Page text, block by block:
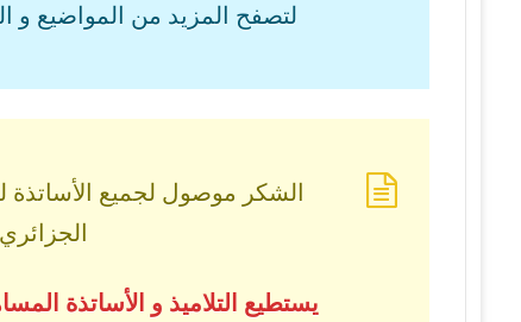
لتصفح المزيد من المواضيع و
الشكر موصول لجميع الأساتذة
يستطيع التلاميذ و الأساتذة